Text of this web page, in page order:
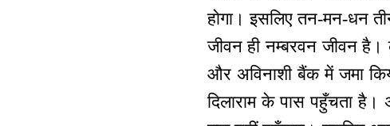
होगा। इसलिए तन-मन-धन
जीवन ही नम्बरवन जीवन है।
और अविनाशी बैंक में जमा
दिलाराम के पास पहुँचता है।